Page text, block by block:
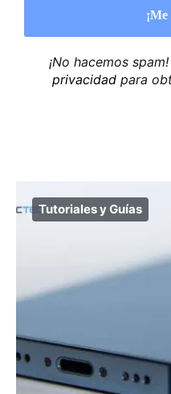
¡No hacemos
privacidad para
Tutoriales y Guías